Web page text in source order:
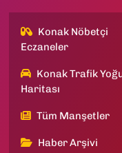
Konak Nöbetçi
Eczaneler
Konak Trafik
Haritası
Tüm Manşetler
Haber Arşivi